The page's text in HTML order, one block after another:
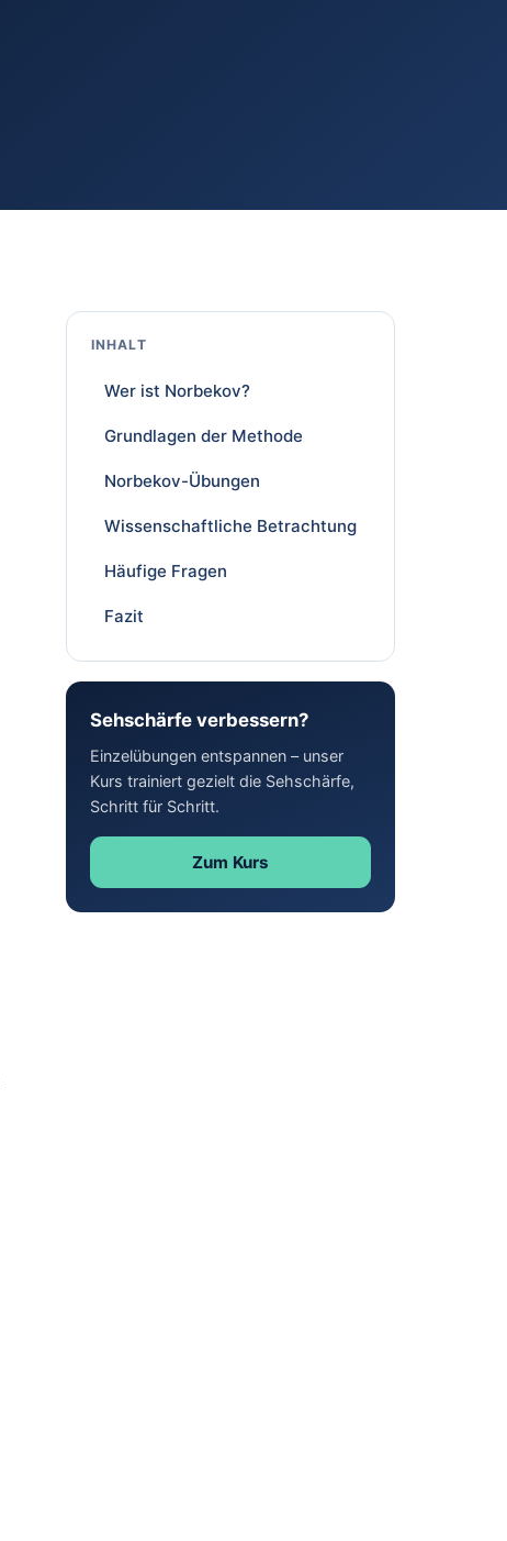
INHALT
Wer ist Norbekov?
Grundlagen der Methode
Norbekov-Übungen
Wissenschaftliche Betrachtung
Häufige Fragen
Fazit
Sehschärfe verbessern?
Einzelübungen entspannen – unser
Kurs trainiert gezielt die Sehschärfe,
Schritt für Schritt.
Zum Kurs